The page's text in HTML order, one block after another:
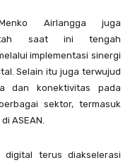
Airlangga juga
saat ini tengah
implementasi sinergi
Selain itu juga terwujud
dan konektivitas pada
sektor, termasuk
ASEAN.
digital terus diakselerasi